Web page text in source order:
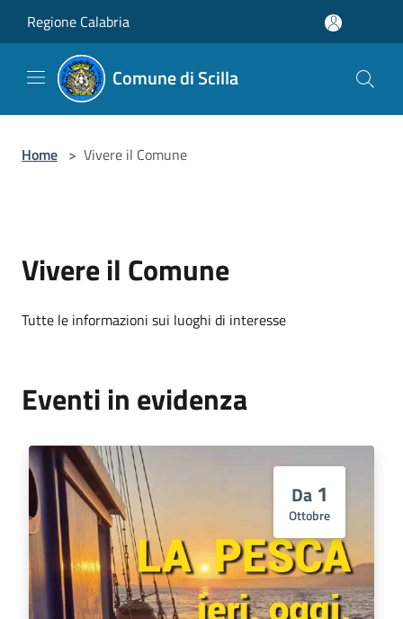
Regione Calabria
Comune di Scilla
Home > Vivere il Comune
Vivere il Comune
Tutte le informazioni sui luoghi di interesse
Eventi in evidenza
Da1
Ottobre